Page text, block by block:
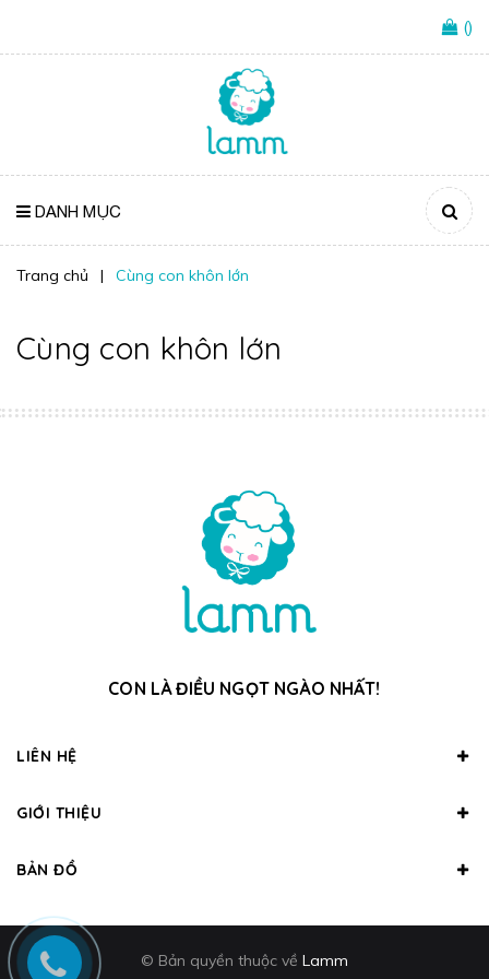
()
DANH MỤC
Trang chủ | Cùng con khôn lớn
Cùng con khôn lớn
CON LÀ ĐIỀU NGỌT NGÀO NHẤT!
LIÊN HỆ
GIỚI THIỆU
BẢN ĐỒ
© Bản quyền thuộc về Lamm